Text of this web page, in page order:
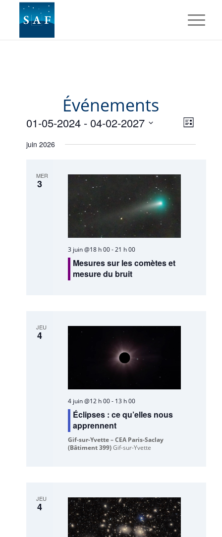
Événements
de
vues
Liste
01-05-2024 - 04-02-2027
une
juin 2026
MER
3
3 juin @18 h 00-21 h 00
Mesures sur les comètes et
mesure du bruit
JEU
4
4 juin @12 h 00- 13 h 00
Éclipses : ce qu’elles nous
apprennent
Gif-sur-Yvette – CEA Paris-Saclay
(Bâtiment 399)Gif-sur-Yvette
JEU
4